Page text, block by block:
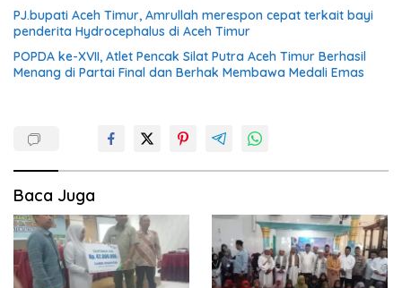
PJ.bupati Aceh Timur, Amrullah merespon cepat terkait bayi
penderita Hydrocephalus di Aceh Timur
POPDA ke-XVII, Atlet Pencak Silat Putra Aceh Timur Berhasil
Menang di Partai Final dan Berhak Membawa Medali Emas
Baca Juga